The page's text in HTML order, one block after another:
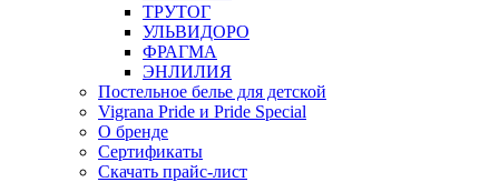
ТРУТОГ
УЛЬВИДОРО
ФРАГМА
ЭНЛИЛИЯ
Постельное белье для детской
Vigrana Pride и Pride Special
О бренде
Сертификаты
Скачать прайс-лист